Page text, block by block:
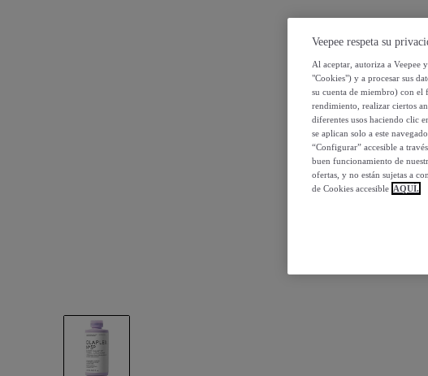
Veepee respeta su
Al aceptar, autoriza a Veepee
"Cookies") y a procesar sus
su cuenta de miembro) con
rendimiento, realizar ciertos
diferentes usos haciendo clic
se aplican solo a este
“Configurar” accesible a
buen funcionamiento de
ofertas, y no están sujetas a
de Cookies accesible AQUÍ.